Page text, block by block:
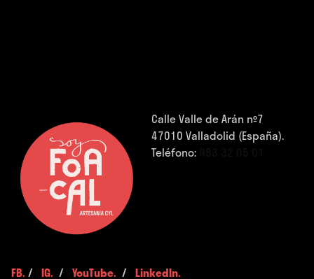
Calle Valle de Arán nº7
47010 Valladolid (España).
Teléfono:
FB. / IG. / YouTube. / LinkedIn.